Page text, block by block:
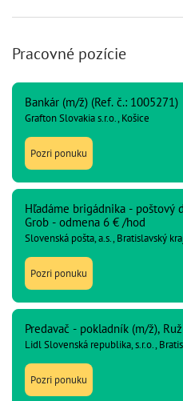
Pracovné pozície
Bankár (m/ž) (Ref. č.: 1005271)
Grafton Slovakia s.r.o., Košice
Pozri ponuku
Hľadáme brigádnika - poštový
Grob - odmena 6 € /hod
Slovenská pošta, a.s., Bratislavský
Pozri ponuku
Predavač - pokladník (m/ž),
Lidl Slovenská republika, s.r.o.,
Pozri ponuku